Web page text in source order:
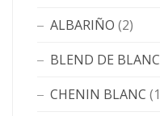
ALBARIÑO (2)
BLEND DE
CHENIN BLANC